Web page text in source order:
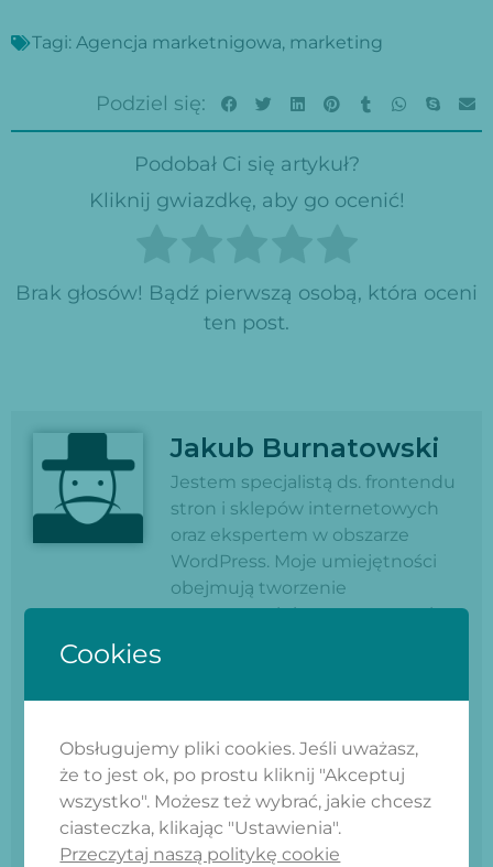
Tagi: Agencja marketnigowa, marketing
Podziel się:
Podobał Ci się artykuł?
Kliknij gwiazdkę, aby go ocenić!
Brak głosów! Bądź pierwszą osobą, która oceni
ten post.
Jakub Burnatowski
Jestem specjalistą ds. frontendu
stron i sklepów internetowych
oraz ekspertem w obszarze
WordPress. Moje umiejętności
obejmują tworzenie
estetycznych i responsywnych
optymalizację i integrację strony
lub sklepu online. Moje
doświadczenie pozwala mi
tworzyć wyjątkowe
doświadczenia użytkownika,
Cookies
Obsługujemy pliki cookies. Jeśli uważasz,
że to jest ok, po prostu kliknij "Akceptuj
wszystko". Możesz też wybrać, jakie chcesz
ciasteczka, klikając "Ustawienia".
Przeczytaj naszą politykę cookie